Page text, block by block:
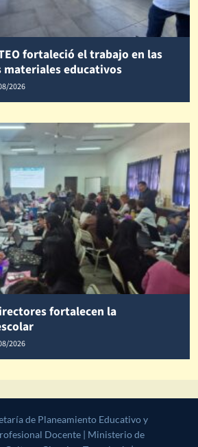
fortaleció el trabajo en las
materiales educativos
2026
fortalecen la
2026
Planeamiento Educativo y Desarrollo
de Educación, Cultura, Ciencia y